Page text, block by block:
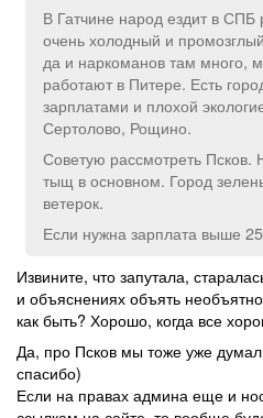
В Гатчине народ ездит в СПБ
очень холодный и
да и наркоманов там много,
работают в Питере. Есть
зарплатами и плохой
Сертолово, Рощино.
Советую рассмотреть Псков.
тыщ в основном. Город
ветерок.
Если нужна зарплата выше
Извините, что запутала,
и объяснениях объять
как быть? Хорошо, когда все
Да, про Псков мы тоже уже
спасибо)
Если на правах админа еще и